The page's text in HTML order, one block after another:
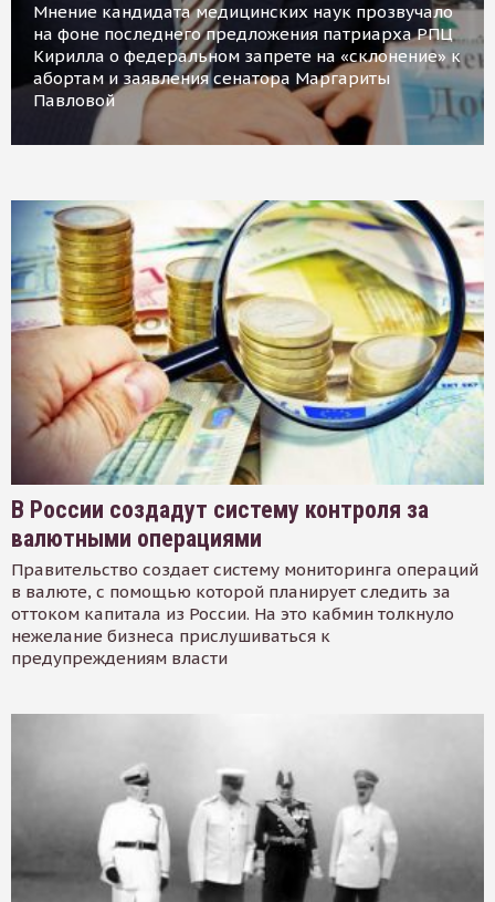
Мнение кандидата медицинских наук прозвучало
на фоне последнего предложения патриарха РПЦ
Кирилла о федеральном запрете на «склонение» к
абортам и заявления сенатора Маргариты
Павловой
В России создадут систему контроля за
валютными операциями
Правительство создает систему мониторинга операций
в валюте, с помощью которой планирует следить за
оттоком капитала из России. На это кабмин толкнуло
нежелание бизнеса прислушиваться к
предупреждениям власти